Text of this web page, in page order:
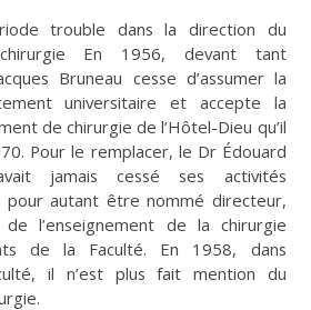
trouble dans la direction du
En 1956, devant tant
Bruneau cesse d’assumer la
universitaire et accepte la
de chirurgie de l’Hôtel-Dieu qu’il
Pour le remplacer, le Dr Édouard
jamais cessé ses activités
pour autant être nommé directeur,
l’enseignement de la chirurgie
de la Faculté. En 1958, dans
il n’est plus fait mention du